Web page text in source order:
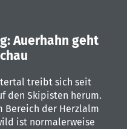
Auerhahn geht
treibt sich seit
den Skipisten herum.
Bereich der Herzlalm
ist normalerweise